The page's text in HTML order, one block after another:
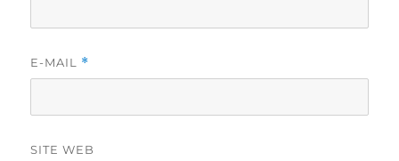
E-MAIL *
SITE WEB